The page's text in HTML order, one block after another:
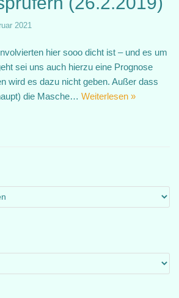
2021
hier sooo dicht ist – und es um
sei uns auch hierzu eine Prognose
wird es dazu nicht geben. Außer dass
die Masche… Weiterlesen »